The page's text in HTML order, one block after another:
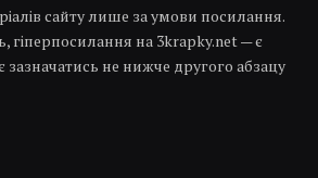
сайту лише за умови посилання.
гіперпосилання на 3krapky.net — є
зазначатись не нижче другого абзацу